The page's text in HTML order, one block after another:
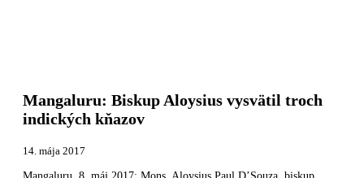
Mangaluru: Biskup Aloysius vysvätil troch
indických kňazov
14. mája 2017
Mangaluru, 8. máj 2017: Mons. Aloysius Paul D’Souza, biskup